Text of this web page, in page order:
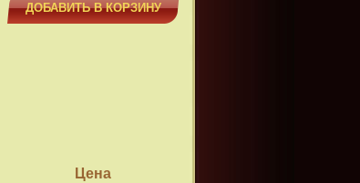
ДОБАВИТЬ В КОРЗИНУ
Цена